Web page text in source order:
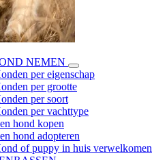
NEMEN
per eigenschap
per grootte
per soort
per vachttype
hond kopen
hond adopteren
of puppy in huis verwelkomen